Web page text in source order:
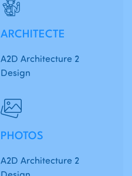
ARCHITECTE
A2D Architecture 2
Design
PHOTOS
A2D Architecture 2